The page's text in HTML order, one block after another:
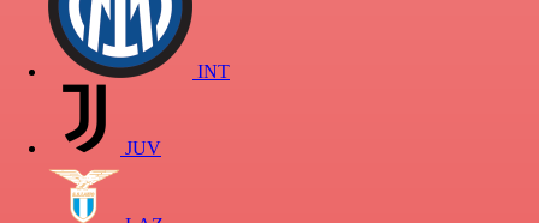
INT
JUV